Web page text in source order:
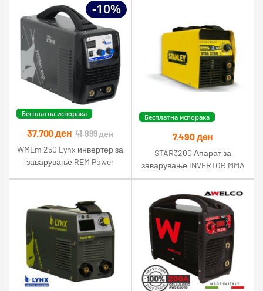
-10%
Бесплатна испорака
37.700ден 41.899ден
WMEm 250 Lynx инвертер за
заварување REM Power
Бесплатна испорака
7.490ден
STAR3200 Апарат за
заварување INVERTOR MMA
130A Ø3.2